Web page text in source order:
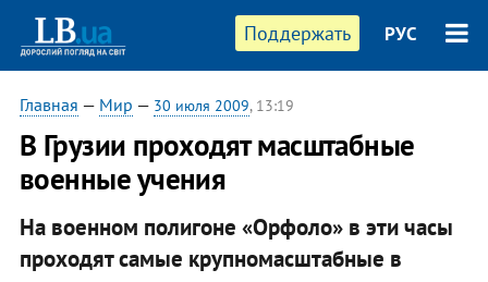
Поддержать РУС
Главная — Мир — 30 июля 2009, 13:19
В Грузии проходят масштабные
военные учения
На военном полигоне «Орфоло» в эти часы
проходят самые крупномасштабные в